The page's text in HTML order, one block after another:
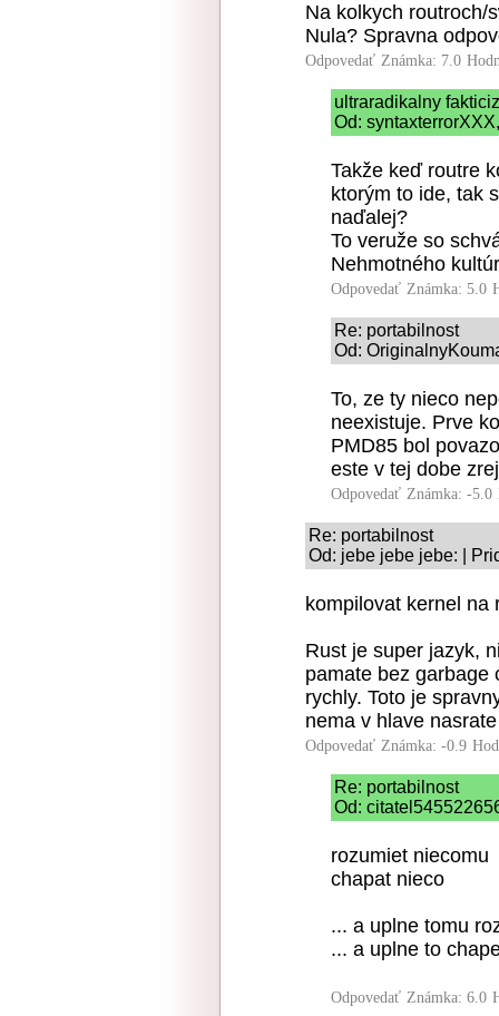
Na kolkych routroch/
Nula? Spravna
Odpovedať Známka: 7.0
ultraradikalny
Od:
Takže keď routre
ktorým to ide, tak
naďalej?
To veruže so
Nehmotného
Odpovedať Známka: 5.0
Re: portabilnost
Od:
To, ze ty nieco
neexistuje. Prve
PMD85 bol
este v tej dobe
Odpovedať Známka: -5.0
Re: portabilnost
Od: jebe jebe jebe: |
kompilovat kernel na
Rust je super jazyk,
pamate bez garbage
rychly. Toto je
nema v hlave
Odpovedať Známka: -0.9
Re: portabilnost
Od:
rozumiet niecomu
chapat nieco
... a uplne tomu
... a uplne to
Odpovedať Známka: 6.0